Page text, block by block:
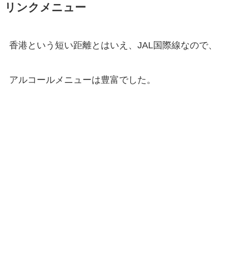
リンクメニュー
香港という短い距離とはいえ、JAL国際線なので、
アルコールメニューは豊富でした。